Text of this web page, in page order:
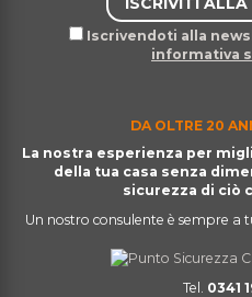
Iscrivendoti alla
informativa
DA OLTRE 20
La nostra esperienza per
della tua casa senza
sicurezza di ciò
Un nostro consulente è sempre a
Tel. 0341